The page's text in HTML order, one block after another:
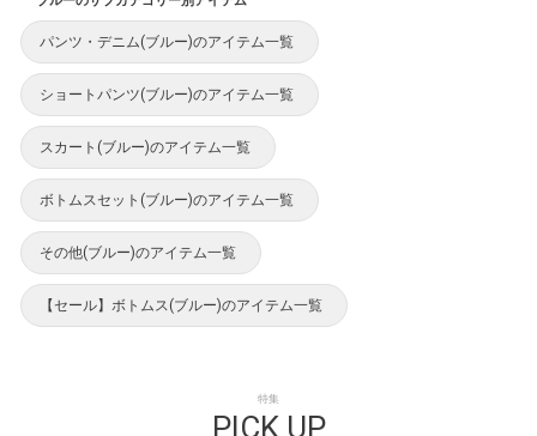
パンツ・デニム(ブルー)のアイテム一覧
ショートパンツ(ブルー)のアイテム一覧
スカート(ブルー)のアイテム一覧
ボトムスセット(ブルー)のアイテム一覧
その他(ブルー)のアイテム一覧
【セール】ボトムス(ブルー)のアイテム一覧
特集
PICK UP